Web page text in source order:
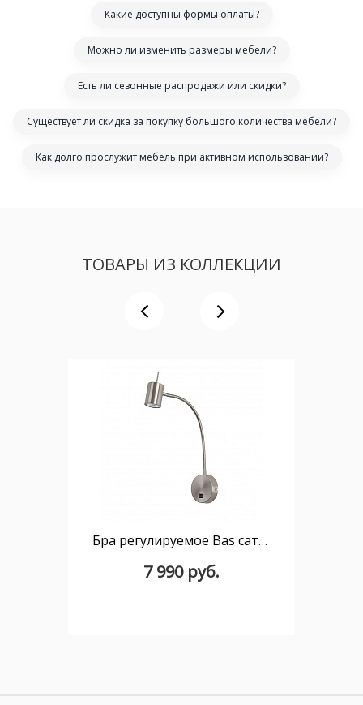
Какие доступны формы оплаты?
Можно ли изменить размеры мебели?
Есть ли сезонные распродажи или скидки?
Существует ли скидка за покупку большого количества мебели?
Как долго прослужит мебель при активном использовании?
ТОВАРЫ ИЗ КОЛЛЕКЦИИ
Бра регулируемое Bas сатиновый никель
7 990 руб.